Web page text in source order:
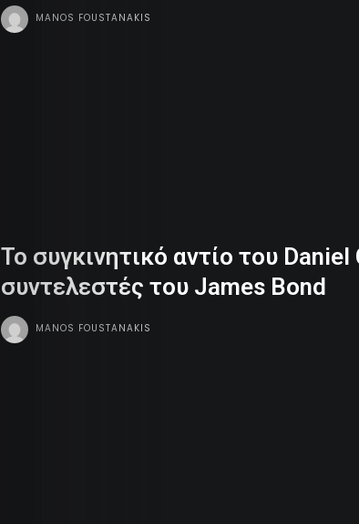
MANOS FOUSTANAKIS
To συγκινητικό αντίο του
συντελεστές του James Bond
MANOS FOUSTANAKIS